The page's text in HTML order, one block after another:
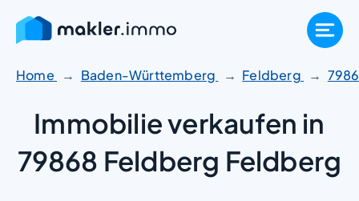
Zum
Inhalt
springen
Home Baden-Württemberg Feldberg
Immobilie verkaufen in
79868 Feldberg Feldberg